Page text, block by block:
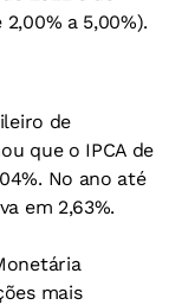
a 5,00%).
de
que o IPCA de
No ano até
em 2,63%.
mais